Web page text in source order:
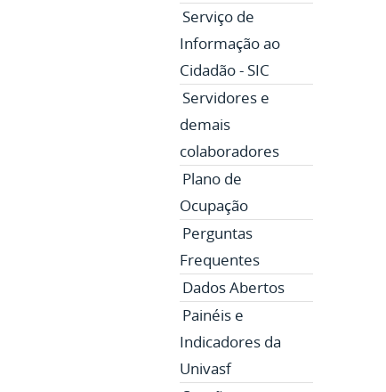
Serviço de
Informação ao
Cidadão - SIC
Servidores e
demais
colaboradores
Plano de
Ocupação
Perguntas
Frequentes
Dados Abertos
Painéis e
Indicadores da
Univasf